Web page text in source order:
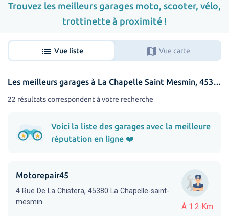
Trouvez les meilleurs garages moto, scooter, vélo,
trottinette à proximité !
list Vue liste map Vue carte
Les meilleurs garages à La Chapelle Saint Mesmin, 45380
22 résultats correspondent à votre recherche
Voici la liste des garages avec la meilleure
réputation en ligne ❤️
À 1.2 Km
Motorepair45
4 Rue De La Chistera, 45380 La Chapelle-saint-
mesmin